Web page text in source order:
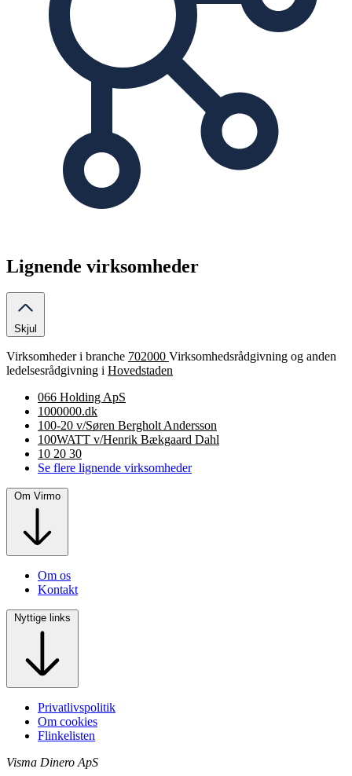
Lignende virksomheder
Skjul
Virksomheder i branche 702000 Virksomhedsrådgivning og anden
ledelsesrådgivning i Hovedstaden
066 Holding ApS
1000000.dk
100-20 v/Søren Bergholt Andersson
100WATT v/Henrik Bækgaard Dahl
10 20 30
Se flere lignende virksomheder
Om Virmo
Om os
Kontakt
Nyttige links
Privatlivspolitik
Om cookies
Flinkelisten
Visma Dinero ApS